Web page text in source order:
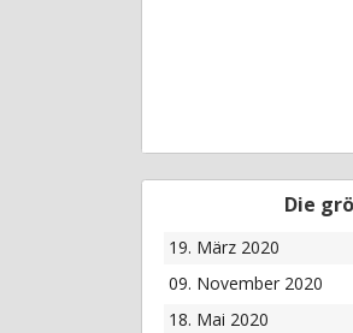
Die
19. März 2020
09. November 2020
18. Mai 2020